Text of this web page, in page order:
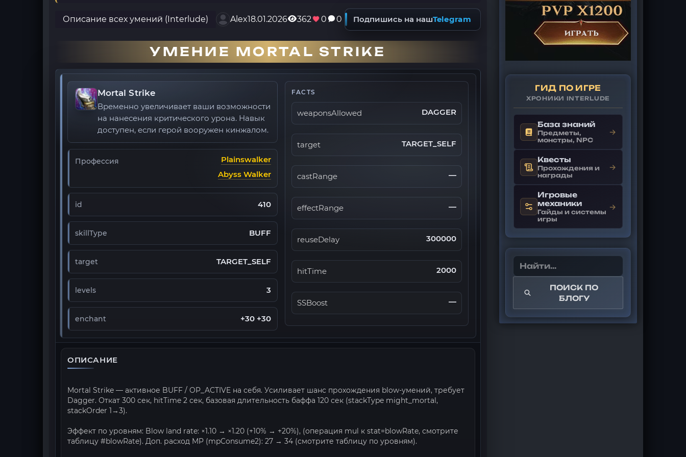
Описание всех умений (Interlude) Alex18.01.2026 362 0 0 Подпишись на нашTelegram
УМЕНИЕ MORTAL STRIKE
Mortal Strike
Временно увеличивает ваши возможности
на нанесения критического урона. Навык
доступен, если герой вооружен кинжалом.
Профессия
Plainswalker
Abyss Walker
id 410
skillType BUFF
target TARGET_SELF
levels 3
enchant +30 +30
FACTS
weaponsAllowed DAGGER
target TARGET_SELF
castRange —
effectRange —
reuseDelay 300000
hitTime 2000
SSBoost —
ОПИСАНИЕ
Mortal Strike — активное BUFF / OP_ACTIVE на себя. Усиливает шанс прохождения blow-умений, требует
Dagger. Откат 300 сек, hitTime 2 сек, базовая длительность баффа 120 сек (stackType might_mortal,
stackOrder 1→3).
Эффект по уровням: Blow land rate: ×1.10 → ×1.20 (+10% → +20%), (операция mul к stat=blowRate, смотрите
таблицу #blowRate). Доп. расход MP (mpConsume2): 27 → 34 (смотрите таблицу по уровням).
ГИД ПО ИГРЕ
ХРОНИКИ INTERLUDE
База знаний
Предметы,
монстры, NPC
→
Квесты
Прохождения и
награды
→
Игровые
механики
Гайды и системы
игры
→
ПОИСК ПО
БЛОГУ